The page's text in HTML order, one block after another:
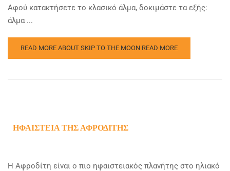
Αφού κατακτήσετε το κλασικό άλμα, δοκιμάστε τα εξής:
άλμα ...
READ MORE ABOUT SKIP TO THE MOON READ MORE
ΗΦΑΊΣΤΕΙΑ ΤΗΣ ΑΦΡΟΔΊΤΗΣ
Η Αφροδίτη είναι ο πιο ηφαιστειακός πλανήτης στο ηλιακό